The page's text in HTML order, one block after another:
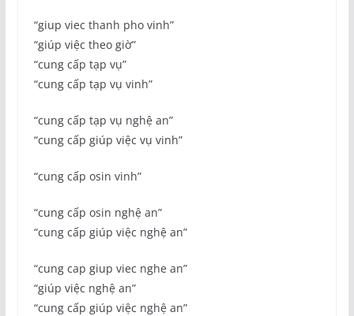
“giup viec thanh pho vinh”
“giúp việc theo giờ”
“cung cấp tạp vụ”
“cung cấp tạp vụ vinh”
“cung cấp tạp vụ nghệ an”
“cung cấp giúp việc vụ vinh”
“cung cấp osin vinh”
“cung cấp osin nghệ an”
“cung cấp giúp việc nghệ an”
“cung cap giup viec nghe an”
“giúp việc nghệ an”
“cung cấp giúp việc nghệ an”